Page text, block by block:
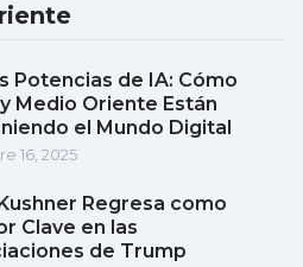
Potencias de IA: Cómo
Medio Oriente Están
el Mundo Digital
16, 2025
Regresa como
Clave en las
de Trump